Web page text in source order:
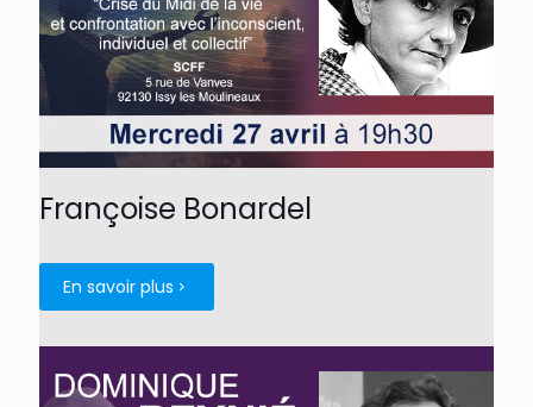
Françoise Bonardel
En savoir plus